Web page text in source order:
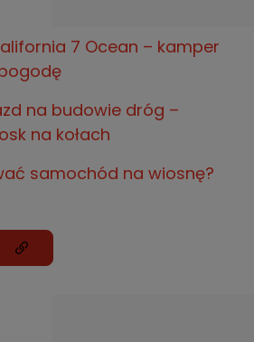
7 Ocean – kamper
na budowie dróg –
na kołach
samochód na wiosnę?